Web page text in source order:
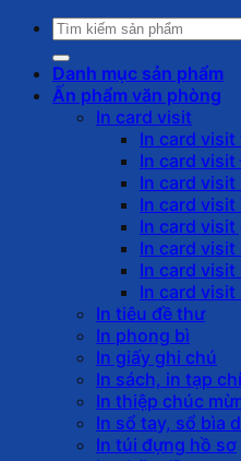
Tìm
kiếm:
Danh mục sản phẩm
Ấn phẩm văn phòng
In card visit
In card
In card
In card visit
In card visit
In card visit
In card visit
In card visit
In card visit
In tiêu đề thư
In phong bì
In giấy ghi chú
In sách, in tạp chí
In thiệp chúc
In sổ tay, sổ bìa
In túi đựng hồ sơ